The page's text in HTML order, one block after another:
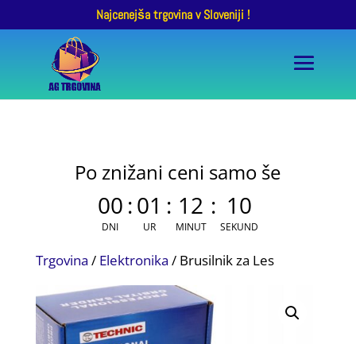
Najcenejša trgovina v Sloveniji !
Po znižani ceni samo še
00
DNI
:01
UR
: 12
MINUT
: 10
SEKUND
Trgovina / Elektronika / Brusilnik za Les